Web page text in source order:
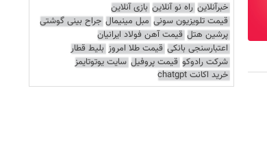
خبرآنلاین راه نو آنلاین بازی آنلاین
قیمت تلویزیون سونی مبل مینیمال جراح بینی گوشتی
پرشین هتل قیمت آهن فولاد ایرانیان
اعتبارسنجی بانکی قیمت طلا امروز بلیط قطار
شرکت رادوکو قیمت پروفیل سایت یوتوتایمز
خرید اکانت chatgpt